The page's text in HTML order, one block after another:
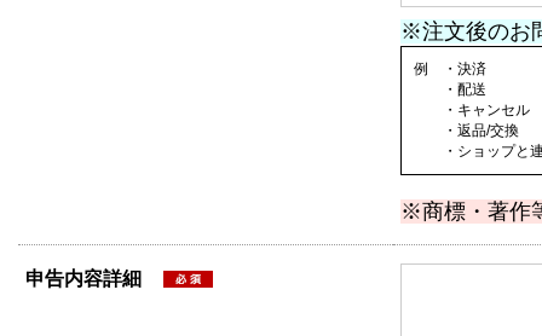
※注文後のお
例 ・決済
・配送
・キャンセル
・返品/交換
・ショップと連
※商標・著作
申告内容詳細